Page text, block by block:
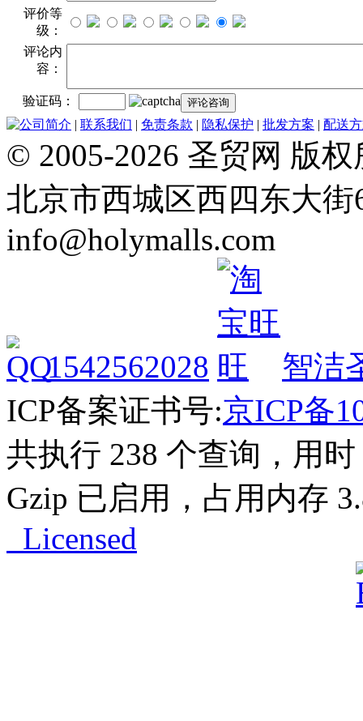
评价等
级：
评论内
容：
验证码：
公司简介 | 联系我们 | 免责条款 | 隐私保护 | 批发方案 | 配送
© 2005-2026 圣贸网 版
北京市西城区西四东大街
info@holymalls.com
1542562028
智洁
ICP备案证书号:京ICP备
共执行 238 个查询，用
Gzip 已启用，占用内存
Licensed